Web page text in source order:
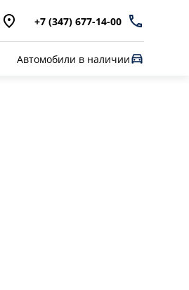
+7 (347) 677-14-00
Автомобили в наличии